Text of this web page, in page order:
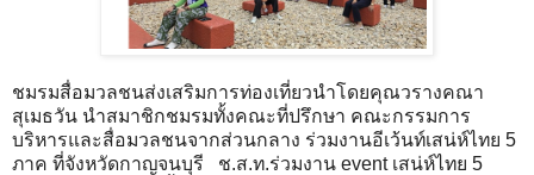
ชมรมสื่อมวลชนส่งเสริมการท่องเที่ยวนำโดยคุณวรางคณา
สุเมธวัน นำสมาชิกชมรมทั้งคณะที่ปรึกษา คณะกรรมการ
บริหารและสื่อมวลชนจากส่วนกลาง ร่วมงานอีเว้นท์เสน่ห์ไทย 5
ภาค ที่จังหวัดกาญจนบุรี ช.ส.ท.ร่วมงาน event เสน่ห์ไทย 5